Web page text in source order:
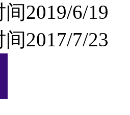
2019/6/19
2017/7/23